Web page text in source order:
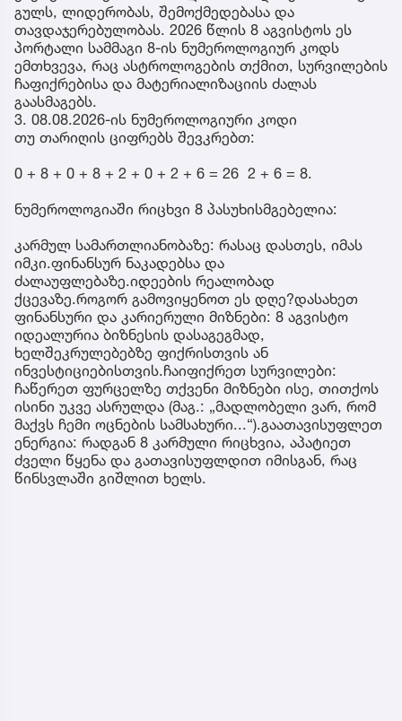
გულს, ლიდერობას, შემოქმედებასა და
თავდაჯერებულობას. 2026 წლის 8 აგვისტოს ეს
პორტალი სამმაგი 8-ის ნუმეროლოგიურ კოდს
ემთხვევა, რაც ასტროლოგების თქმით, სურვილების
ჩაფიქრებისა და მატერიალიზაციის ძალას
გაასმაგებს.
3. 08.08.2026-ის ნუმეროლოგიური კოდი
თუ თარიღის ციფრებს შევკრებთ:
0 + 8 + 0 + 8 + 2 + 0 + 2 + 6 = 26 2 + 6 = 8.
ნუმეროლოგიაში რიცხვი 8 პასუხისმგებელია:
კარმულ სამართლიანობაზე: რასაც დასთეს, იმას
იმკი.ფინანსურ ნაკადებსა და
ძალაუფლებაზე.იდეების რეალობად
ქცევაზე.როგორ გამოვიყენოთ ეს დღე?დასახეთ
ფინანსური და კარიერული მიზნები: 8 აგვისტო
იდეალურია ბიზნესის დასაგეგმად,
ხელშეკრულებებზე ფიქრისთვის ან
ინვესტიციებისთვის.ჩაიფიქრეთ სურვილები:
ჩაწერეთ ფურცელზე თქვენი მიზნები ისე, თითქოს
ისინი უკვე ასრულდა (მაგ.: „მადლობელი ვარ, რომ
მაქვს ჩემი ოცნების სამსახური...“).გაათავისუფლეთ
ენერგია: რადგან 8 კარმული რიცხვია, აპატიეთ
ძველი წყენა და გათავისუფლდით იმისგან, რაც
წინსვლაში გიშლით ხელს.